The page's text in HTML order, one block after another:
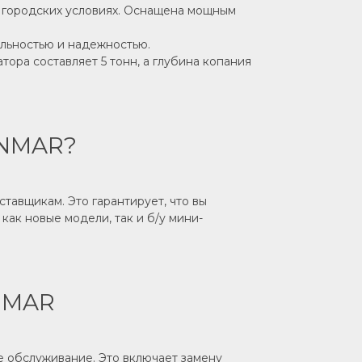
условиях. Оснащена мощным
и надежностью.
составляет 5 тонн, а глубина копания
Это гарантирует, что вы
новые модели, так и б/у мини-
Это включает замену